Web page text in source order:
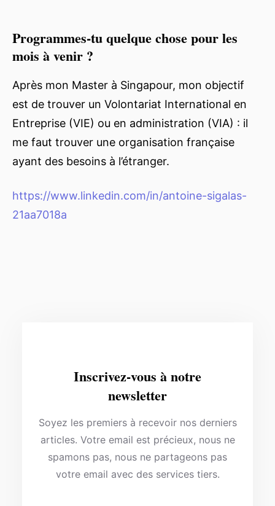
Programmes-tu quelque chose pour les
mois à venir ?
Après mon Master à Singapour, mon objectif
est de trouver un Volontariat International en
Entreprise (VIE) ou en administration (VIA) : il
me faut trouver une organisation française
ayant des besoins à l’étranger.
https://www.linkedin.com/in/antoine-sigalas-
21aa7018a
Inscrivez-vous à notre
newsletter
Soyez les premiers à recevoir nos derniers
articles. Votre email est précieux, nous ne
spamons pas, nous ne partageons pas
votre email avec des services tiers.